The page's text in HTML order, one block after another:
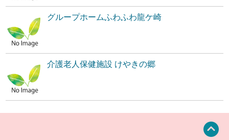
グループホームふわふわ龍ケ崎
介護老人保健施設 けやきの郷